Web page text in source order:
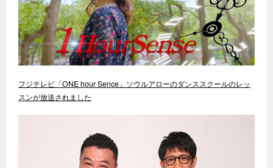
フジテレビ「ONE hour Sence」ソウルアローのダンススクールのレッ
スンが放送されました